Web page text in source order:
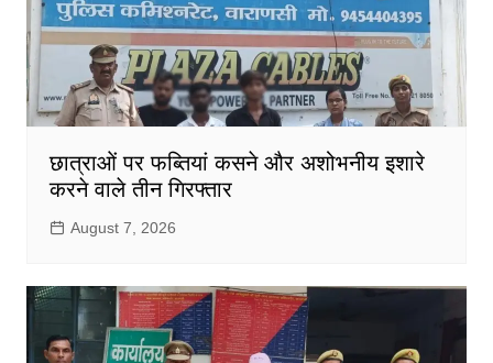
छात्राओं पर फब्तियां कसने और अशोभनीय इशारे
करने वाले तीन गिरफ्तार
August 7, 2026